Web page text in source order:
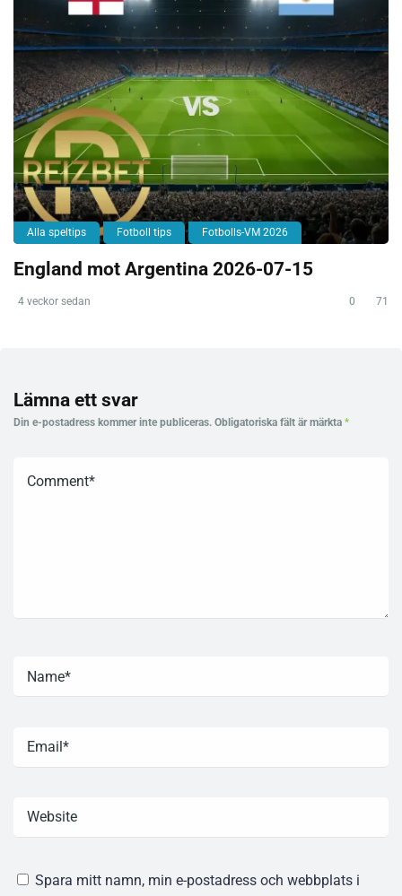
Alla speltips Fotboll tips Fotbolls-VM 2026
England mot Argentina 2026-07-15
4 veckor sedan 0 71
Lämna ett svar
Din e-postadress kommer inte publiceras. Obligatoriska fält är märkta *
Spara mitt namn, min e-postadress och webbplats i